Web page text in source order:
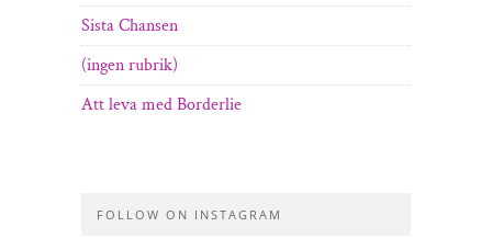
Sista Chansen
(ingen rubrik)
Att leva med Borderlie
FOLLOW ON INSTAGRAM